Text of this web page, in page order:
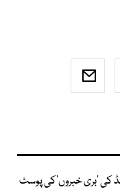
کی ’بری خبروں‘کی پوسٹ